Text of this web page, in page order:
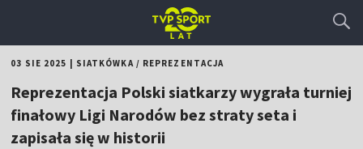
03 SIE 2025 SIATKÓWKA/ REPREZENTACJA
Reprezentacja Polski siatkarzy wygrała turniej
finałowy Ligi Narodów bez straty seta i
zapisała się w historii